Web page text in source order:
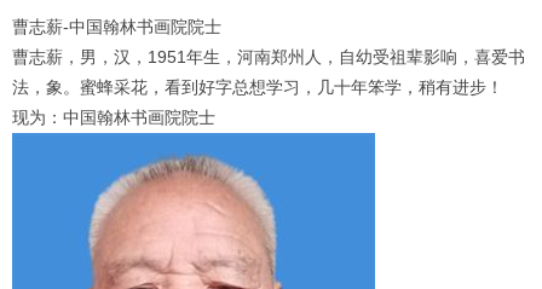
曹志薪-中国翰林书画院院士
曹志薪，男，汉，1951年生，河南郑州人，自幼受祖辈影响，喜爱书
法，象。蜜蜂采花，看到好字总想学习，几十年笨学，稍有进步！
现为：中国翰林书画院院士